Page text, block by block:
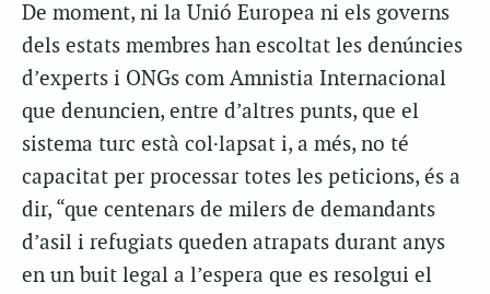
De moment, ni la Unió Europea ni els governs
dels estats membres han escoltat les denúncies
d’experts i ONGs com Amnistia Internacional
que denuncien, entre d’altres punts, que el
sistema turc està col·lapsat i, a més, no té
capacitat per processar totes les peticions, és a
dir, “que centenars de milers de demandants
d’asil i refugiats queden atrapats durant anys
en un buit legal a l’espera que es resolgui el